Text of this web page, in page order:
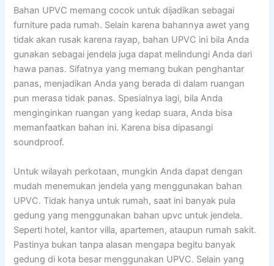
Bahan UPVC memang cocok untuk dijadikan sebagai
furniture pada rumah. Selain karena bahannya awet yang
tidak akan rusak karena rayap, bahan UPVC ini bila Anda
gunakan sebagai jendela juga dapat melindungi Anda dari
hawa panas. Sifatnya yang memang bukan penghantar
panas, menjadikan Anda yang berada di dalam ruangan
pun merasa tidak panas. Spesialnya lagi, bila Anda
menginginkan ruangan yang kedap suara, Anda bisa
memanfaatkan bahan ini. Karena bisa dipasangi
soundproof.
Untuk wilayah perkotaan, mungkin Anda dapat dengan
mudah menemukan jendela yang menggunakan bahan
UPVC. Tidak hanya untuk rumah, saat ini banyak pula
gedung yang menggunakan bahan upvc untuk jendela.
Seperti hotel, kantor villa, apartemen, ataupun rumah sakit.
Pastinya bukan tanpa alasan mengapa begitu banyak
gedung di kota besar menggunakan UPVC. Selain yang